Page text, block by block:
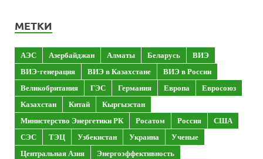
МЕТКИ
АЭС Азербайджан Алматы Беларусь
ВИЭ
ВИЭ-генерация
ВИЭ в Казахстане
ВИЭ в России
Великобритания
ГЭС Германия Европа
Евросоюз
Казахстан
Китай
Кыргызстан
Министерство Энергетики РК
Росатом Россия
США
СЭС
ТЭЦ Узбекистан Украина
Ученые
Центральная Азия
Энергоэффективность